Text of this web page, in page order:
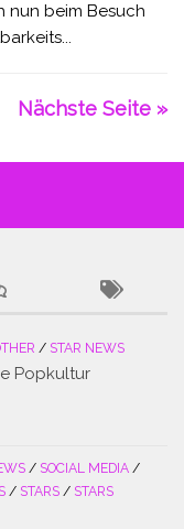
nun beim Besuch
Nächste Seite »
/ STAR NEWS
Popkultur
/ SOCIAL MEDIA /
/ STARS / STARS